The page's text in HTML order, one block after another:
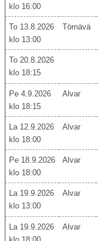
16:00
To 13.8.2026
13:00
Törnävä
To 20.8.2026
18:15
Pe 4.9.2026
18:15
Alvar
La 12.9.2026
18:00
Alvar
Pe 18.9.2026
18:00
Alvar
La 19.9.2026
13:00
Alvar
La 19.9.2026
Alvar